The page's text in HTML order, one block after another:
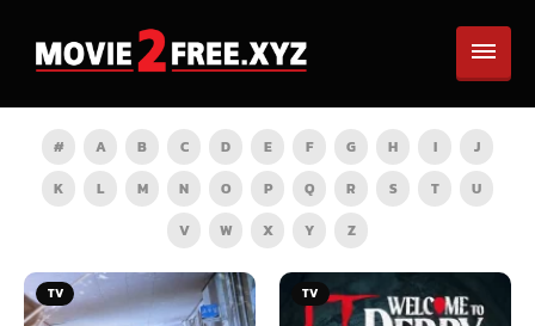
# A B C D E F G H I
J
K
L M N O P Q R S T
U
V
W X Y Z
TV